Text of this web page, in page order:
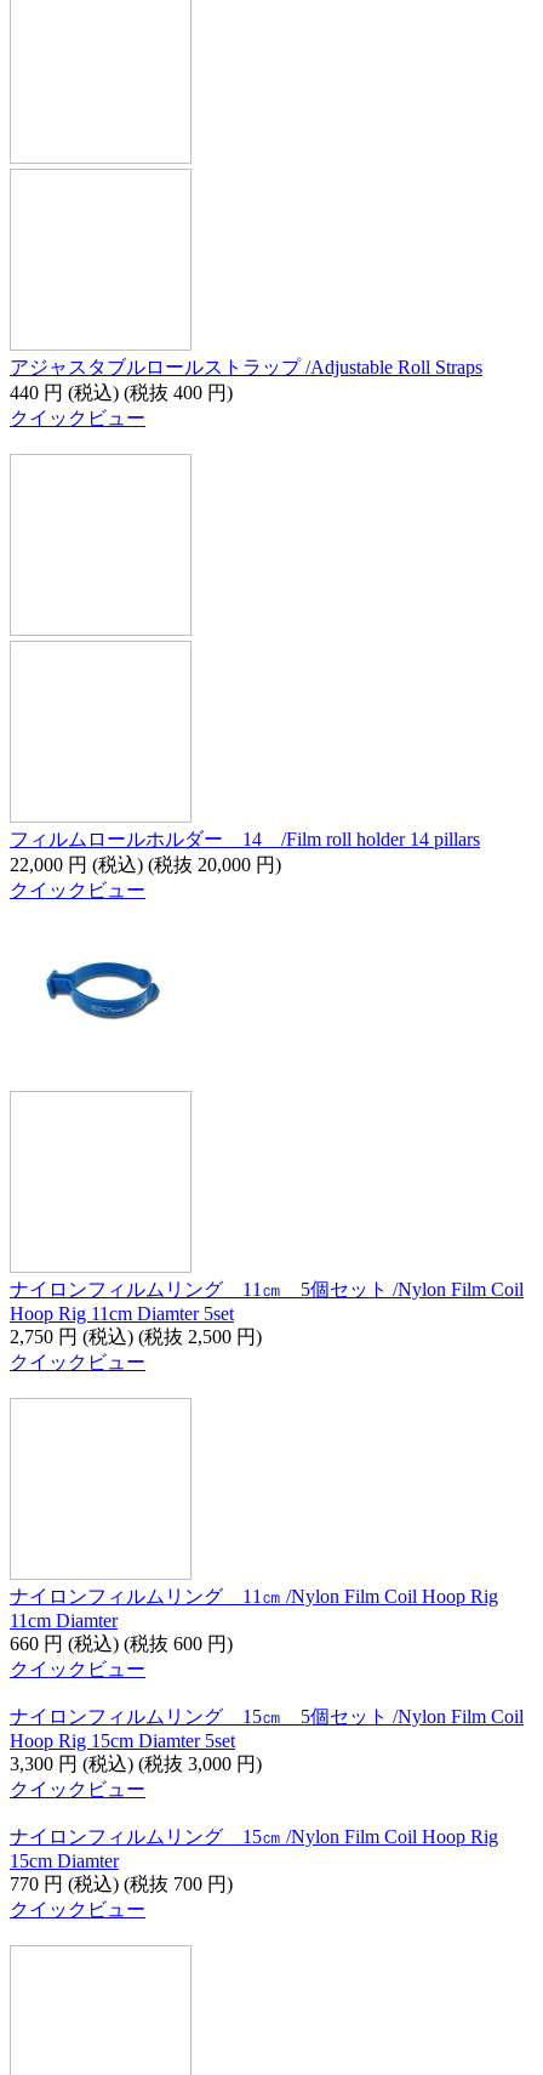
アジャスタブルロールストラップ /Adjustable Roll Straps
440 円 (税込) (税抜 400 円)
クイックビュー
フィルムロールホルダー 14 /Film roll holder 14 pillars
22,000 円 (税込) (税抜 20,000 円)
クイックビュー
ナイロンフィルムリング 11㎝ 5個セット /Nylon Film Coil
Hoop Rig 11cm Diamter 5set
2,750 円 (税込) (税抜 2,500 円)
クイックビュー
ナイロンフィルムリング 11㎝ /Nylon Film Coil Hoop Rig
11cm Diamter
660 円 (税込) (税抜 600 円)
クイックビュー
ナイロンフィルムリング 15㎝ 5個セット /Nylon Film Coil
Hoop Rig 15cm Diamter 5set
3,300 円 (税込) (税抜 3,000 円)
クイックビュー
ナイロンフィルムリング 15㎝ /Nylon Film Coil Hoop Rig
15cm Diamter
770 円 (税込) (税抜 700 円)
クイックビュー